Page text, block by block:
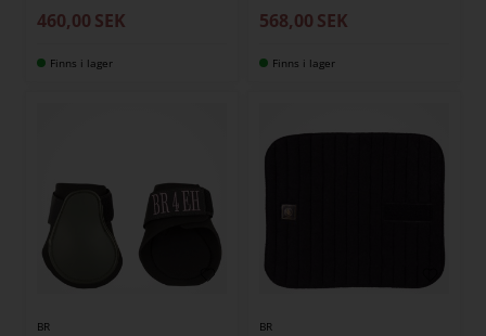
460,00 SEK
Finns i lager
568,00 SEK
Finns i lager
BR BR